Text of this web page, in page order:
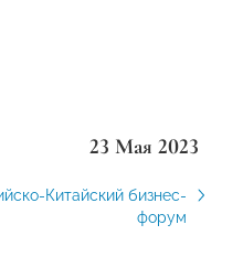
23 Мая 2023
Китайский бизнес-
форум